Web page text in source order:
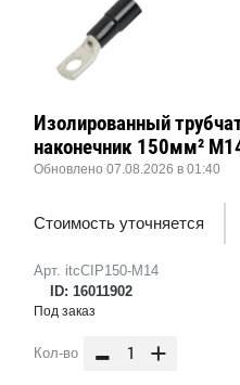
Арт. itcCIP150-M14
ID: 16011902
Изолированный
наконечник 150мм²
Обновлено 07.08.2026 в 01:40
Стоимость уточняется
Под заказ
Кол-во - +